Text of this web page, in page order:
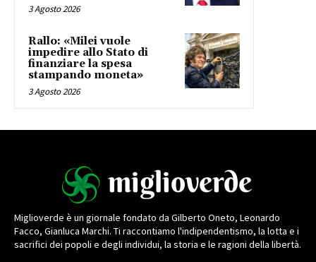
3 Agosto 2026
Rallo: «Milei vuole
impedire allo Stato di
finanziare la spesa
stampando moneta»
3 Agosto 2026
Miglioverde è un giornale fondato da Gilberto Oneto, Leonardo
Facco, Gianluca Marchi. Ti raccontiamo l'indipendentismo, la lotta e i
sacrifici dei popoli e degli individui, la storia e le ragioni della libertà.